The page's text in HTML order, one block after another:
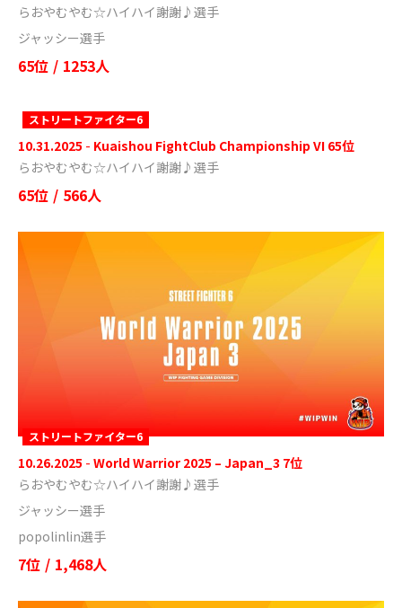
らおやむやむ☆ハイハイ謝謝♪選手
ジャッシー選手
65位 / 1253人
ストリートファイター6
10.31.2025 - Kuaishou FightClub Championship VI 65位
らおやむやむ☆ハイハイ謝謝♪選手
65位 / 566人
ストリートファイター6
10.26.2025 - World Warrior 2025 – Japan_3 7位
らおやむやむ☆ハイハイ謝謝♪選手
ジャッシー選手
popolinlin選手
7位 / 1,468人